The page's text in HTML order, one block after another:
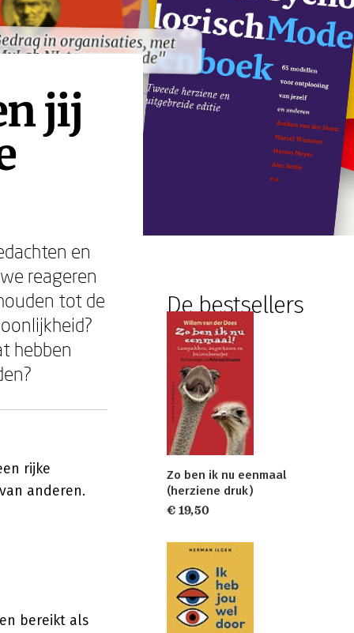
in organisaties, met
NL toegangscode"
in organisaties, met
NL toegangscode"
jij
en
reageren
tot de
hebben
rijke
anderen.
bereikt als
De bestsellers
Zo ben ik nu eenmaal
(herziene druk)
€ 19,50